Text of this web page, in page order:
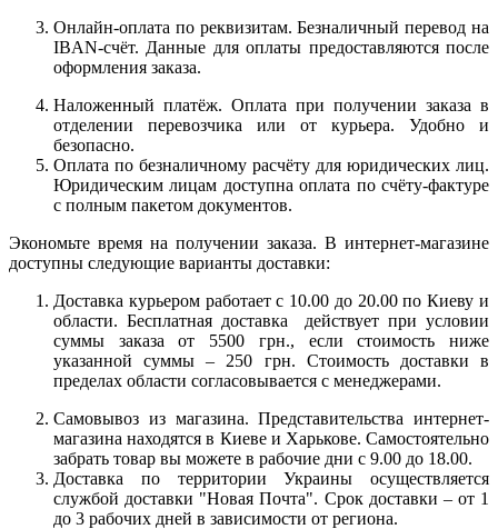
Онлайн-оплата по реквизитам. Безналичный перевод на
IBAN-счёт. Данные для оплаты предоставляются после
оформления заказа.
Наложенный платёж. Оплата при получении заказа в
отделении перевозчика или от курьера. Удобно и
безопасно.
Оплата по безналичному расчёту для юридических лиц.
Юридическим лицам доступна оплата по счёту-фактуре
с полным пакетом документов.
Экономьте время на получении заказа. В интернет-магазине
доступны следующие варианты доставки:
Доставка курьером работает с 10.00 до 20.00 по Киеву и
области. Бесплатная доставка действует при условии
суммы заказа от 5500 грн., если стоимость ниже
указанной суммы – 250 грн. Стоимость доставки в
пределах области согласовывается с менеджерами.
Самовывоз из магазина. Представительства интернет-
магазина находятся в Киеве и Харькове. Самостоятельно
забрать товар вы можете в рабочие дни с 9.00 до 18.00.
Доставка по территории Украины осуществляется
службой доставки "Новая Почта". Срок доставки – от 1
до 3 рабочих дней в зависимости от региона.